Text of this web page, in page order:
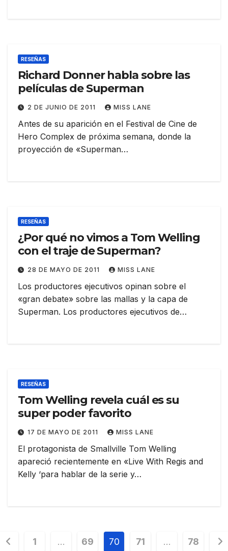
RESEÑAS
Richard Donner habla sobre las
películas de Superman
2 DE JUNIO DE 2011 MISS LANE
Antes de su aparición en el Festival de Cine de
Hero Complex de próxima semana, donde la
proyección de «Superman…
RESEÑAS
¿Por qué no vimos a Tom Welling
con el traje de Superman?
28 DE MAYO DE 2011 MISS LANE
Los productores ejecutivos opinan sobre el
«gran debate» sobre las mallas y la capa de
Superman. Los productores ejecutivos de…
RESEÑAS
Tom Welling revela cuál es su
super poder favorito
17 DE MAYO DE 2011 MISS LANE
El protagonista de Smallville Tom Welling
apareció recientemente en «Live With Regis and
Kelly ‘para hablar de la serie y…
1 … 69 70 71 … 78